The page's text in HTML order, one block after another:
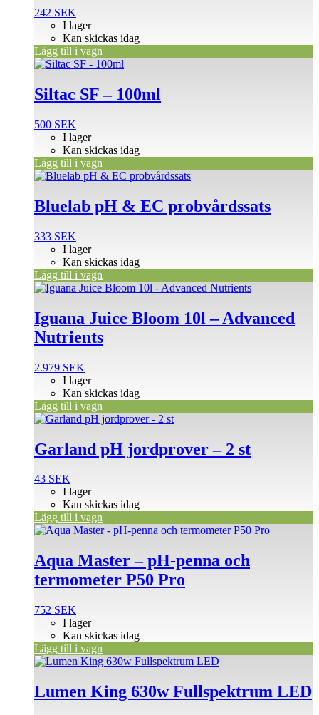
242 SEK
I lager
Kan skickas idag
Lägg till i vagn
Siltac SF – 100ml
500 SEK
I lager
Kan skickas idag
Lägg till i vagn
Bluelab pH & EC probvårdssats
333 SEK
I lager
Kan skickas idag
Lägg till i vagn
Iguana Juice Bloom 10l – Advanced
Nutrients
2.979 SEK
I lager
Kan skickas idag
Lägg till i vagn
Garland pH jordprover – 2 st
43 SEK
I lager
Kan skickas idag
Lägg till i vagn
Aqua Master – pH-penna och
termometer P50 Pro
752 SEK
I lager
Kan skickas idag
Lägg till i vagn
Lumen King 630w Fullspektrum LED